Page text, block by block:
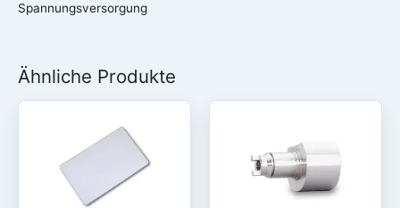
Spannungsversorgung
Ähnliche Produkte